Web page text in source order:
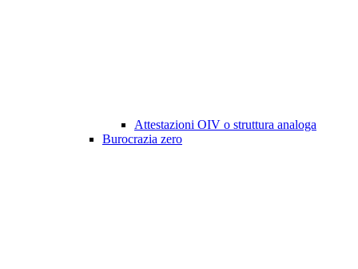
Attestazioni OIV o struttura analoga
Burocrazia zero